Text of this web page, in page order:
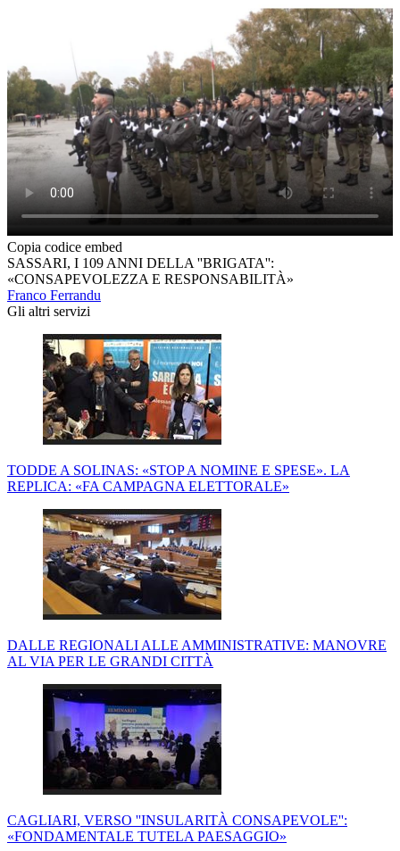
Copia codice embed
SASSARI, I 109 ANNI DELLA ''BRIGATA'':
«CONSAPEVOLEZZA E RESPONSABILITÀ»
Franco Ferrandu
Gli altri servizi
TODDE A SOLINAS: «STOP A NOMINE E SPESE». LA
REPLICA: «FA CAMPAGNA ELETTORALE»
DALLE REGIONALI ALLE AMMINISTRATIVE: MANOVRE
AL VIA PER LE GRANDI CITTÀ
CAGLIARI, VERSO ''INSULARITÀ CONSAPEVOLE'':
«FONDAMENTALE TUTELA PAESAGGIO»